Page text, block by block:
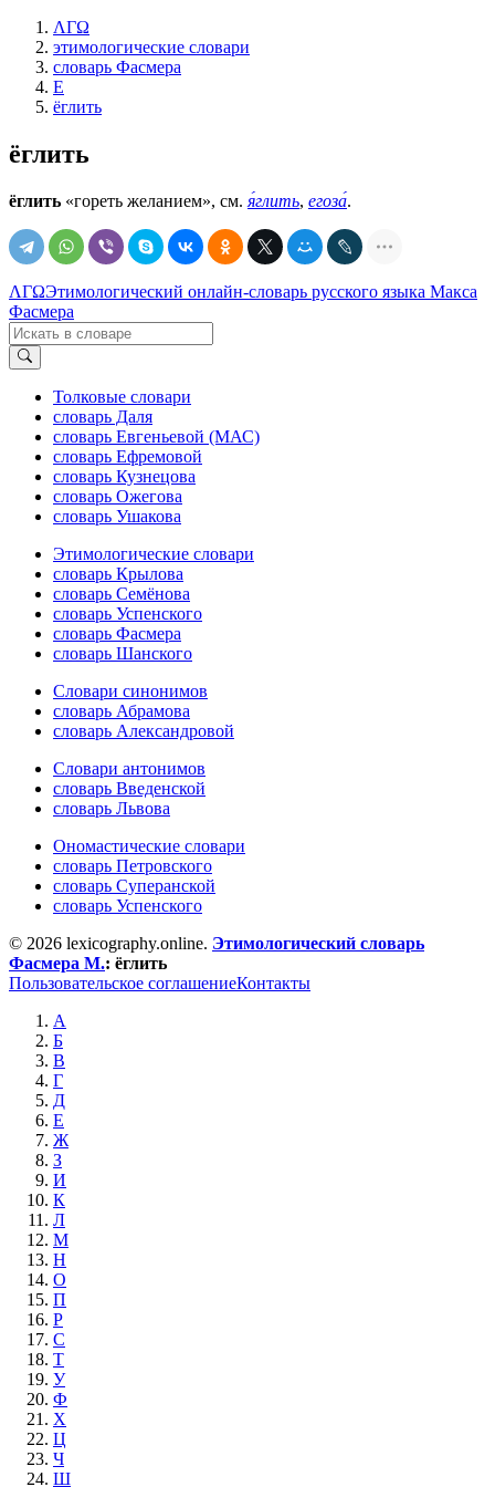
ΛΓΩ
этимологические словари
словарь Фасмера
Е
ёглить
ёглить
ёглить «гореть желанием», см. я́глить, егоза́.
ΛΓΩЭтимологический онлайн-словарь русского языка Макса
Фасмера
Толковые словари
словарь Даля
словарь Евгеньевой (МАС)
словарь Ефремовой
словарь Кузнецова
словарь Ожегова
словарь Ушакова
Этимологические словари
словарь Крылова
словарь Семёнова
словарь Успенского
словарь Фасмера
словарь Шанского
Словари синонимов
словарь Абрамова
словарь Александровой
Словари антонимов
словарь Введенской
словарь Львова
Ономастические словари
словарь Петровского
словарь Суперанской
словарь Успенского
© 2026 lexicography.online. Этимологический словарь
Фасмера М.: ёглить
Пользовательское соглашениеКонтакты
А
Б
В
Г
Д
Е
Ж
З
И
К
Л
М
Н
О
П
Р
С
Т
У
Ф
Х
Ц
Ч
Ш